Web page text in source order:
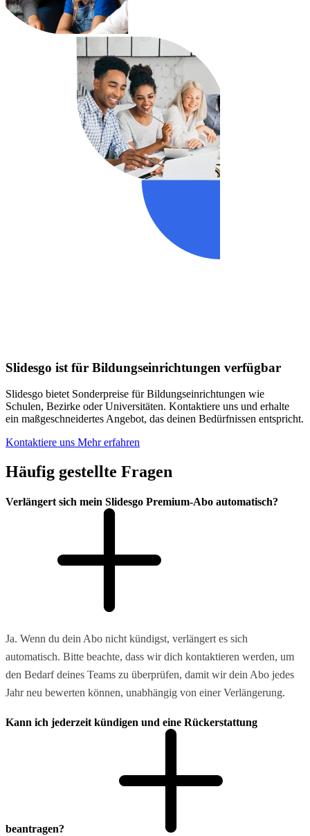
Slidesgo ist für Bildungseinrichtungen verfügbar
Slidesgo bietet Sonderpreise für Bildungseinrichtungen wie
Schulen, Bezirke oder Universitäten. Kontaktiere uns und erhalte
ein maßgeschneidertes Angebot, das deinen Bedürfnissen entspricht.
Kontaktiere uns Mehr erfahren
Häufig gestellte Fragen
Verlängert sich mein Slidesgo Premium-Abo automatisch?
Ja. Wenn du dein Abo nicht kündigst, verlängert es sich
automatisch. Bitte beachte, dass wir dich kontaktieren werden, um
den Bedarf deines Teams zu überprüfen, damit wir dein Abo jedes
Jahr neu bewerten können, unabhängig von einer Verlängerung.
Kann ich jederzeit kündigen und eine Rückerstattung
beantragen?